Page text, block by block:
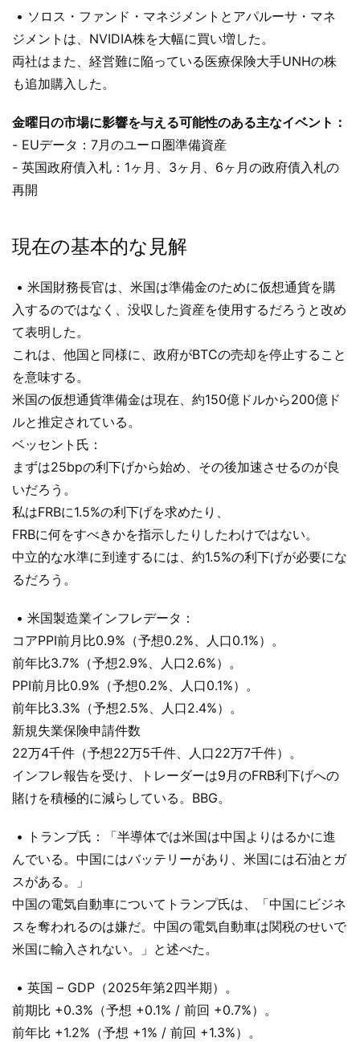
• ソロス・ファンド・マネジメントとアパルーサ・マネ
ジメントは、NVIDIA株を大幅に買い増した。
両社はまた、経営難に陥っている医療保険大手UNHの株
も追加購入した。
金曜日の市場に影響を与える可能性のある主なイベント：
- EUデータ：7月のユーロ圏準備資産
- 英国政府債入札：1ヶ月、3ヶ月、6ヶ月の政府債入札の
再開
現在の基本的な見解
• 米国財務長官は、米国は準備金のために仮想通貨を購
入するのではなく、没収した資産を使用するだろうと改め
て表明した。
これは、他国と同様に、政府がBTCの売却を停止すること
を意味する。
米国の仮想通貨準備金は現在、約150億ドルから200億ド
ルと推定されている。
ベッセント氏：
まずは25bpの利下げから始め、その後加速させるのが良
いだろう。
私はFRBに1.5%の利下げを求めたり、
FRBに何をすべきかを指示したりしたわけではない。
中立的な水準に到達するには、約1.5%の利下げが必要にな
るだろう。
• 米国製造業インフレデータ：
コアPPI前月比0.9%（予想0.2%、人口0.1%）。
前年比3.7%（予想2.9%、人口2.6%）。
PPI前月比0.9%（予想0.2%、人口0.1%）。
前年比3.3%（予想2.5%、人口2.4%）。
新規失業保険申請件数
22万4千件（予想22万5千件、人口22万7千件）。
インフレ報告を受け、トレーダーは9月のFRB利下げへの
賭けを積極的に減らしている。BBG。
• トランプ氏：「半導体では米国は中国よりはるかに進
んでいる。中国にはバッテリーがあり、米国には石油とガ
スがある。」
中国の電気自動車についてトランプ氏は、「中国にビジネ
スを奪われるのは嫌だ。中国の電気自動車は関税のせいで
米国に輸入されない。」と述べた。
• 英国 – GDP（2025年第2四半期）。
前期比 +0.3%（予想 +0.1% / 前回 +0.7%）。
前年比 +1.2%（予想 +1% / 前回 +1.3%）。